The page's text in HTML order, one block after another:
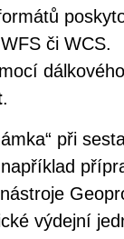
či WCS.
.
při
výdejní